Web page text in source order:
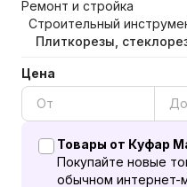
Ремонт и стройка
Строительный
Плиткорезы,
Цена
Товары от Куфар
Покупайте новые
обычном интернет-